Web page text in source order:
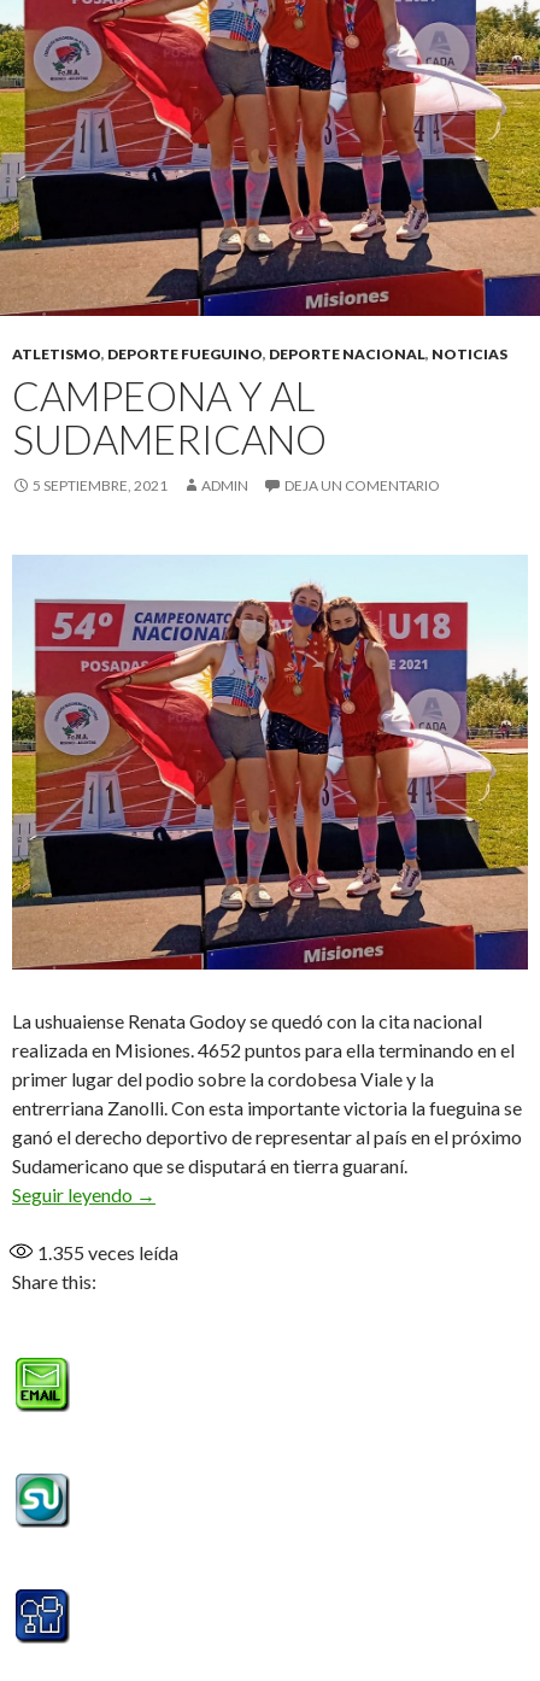
ATLETISMO, DEPORTE FUEGUINO, DEPORTE NACIONAL, NOTICIAS
CAMPEONA Y AL
SUDAMERICANO
5 SEPTIEMBRE, 2021 ADMIN DEJA UN COMENTARIO
La ushuaiense Renata Godoy se quedó con la cita nacional
realizada en Misiones. 4652 puntos para ella terminando en el
primer lugar del podio sobre la cordobesa Viale y la
entrerriana Zanolli. Con esta importante victoria la fueguina se
ganó el derecho deportivo de representar al país en el próximo
Sudamericano que se disputará en tierra guaraní.
Seguir leyendo Campeona y al Sudamericano
→
1.355 veces leída
Share this: